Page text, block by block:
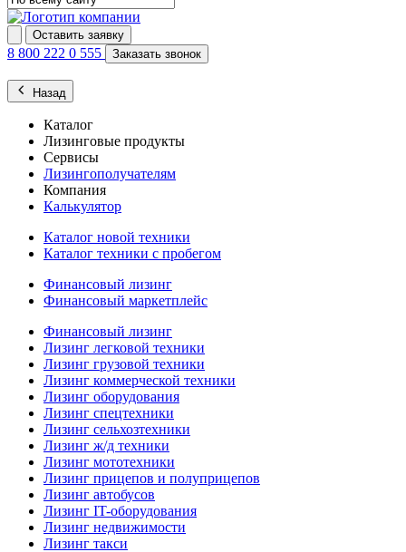
Оставить заявку
8 800 222 0 555 Заказать звонок
Назад
Каталог
Лизинговые продукты
Сервисы
Лизингополучателям
Компания
Калькулятор
Каталог новой техники
Каталог техники с пробегом
Финансовый лизинг
Финансовый маркетплейс
Финансовый лизинг
Лизинг легковой техники
Лизинг грузовой техники
Лизинг коммерческой техники
Лизинг оборудования
Лизинг спецтехники
Лизинг сельхозтехники
Лизинг ж/д техники
Лизинг мототехники
Лизинг прицепов и полуприцепов
Лизинг автобусов
Лизинг IT-оборудования
Лизинг недвижимости
Лизинг такси